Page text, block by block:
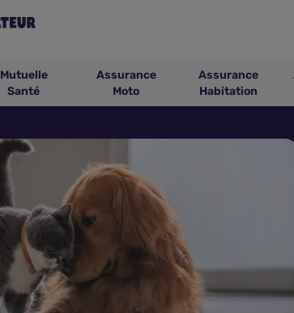
Mutuelle
Santé
Assurance
Moto
Assurance
Habitation